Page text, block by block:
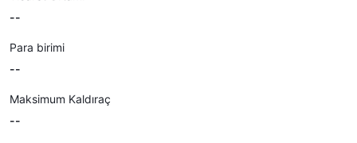
--
Para birimi
--
Maksimum Kaldıraç
--